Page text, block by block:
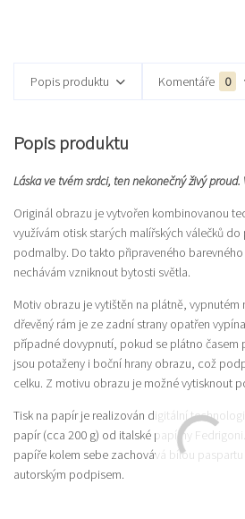
Popis produktu Komentáře 0
Popis produktu
Láska ve tvém srdci, ten nekonečný živý
Originál obrazu je vytvořen kombinovanou
využívám otisk starých malířských válečků
podmalby. Do takto připraveného
nechávám vzniknout bytosti světla.
Motiv obrazu je vytištěn na plátně, vypnutém
dřevěný rám je ze zadní strany opatřen
případné dovypnutí, pokud se plátno časem
jsou potaženy i boční hrany obrazu, což
celku. Z motivu obrazu je možné vytisknout
Tisk na papír je realizován digitální
papír (cca 200 g) od italské papírny
papíře kolem sebe zachovává bílou
autorským podpisem.